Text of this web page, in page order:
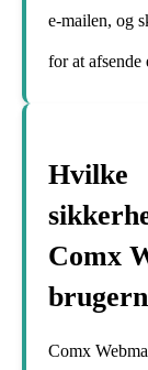
e-mailen, og
for at afsende
Hvilke
Comx
Comx